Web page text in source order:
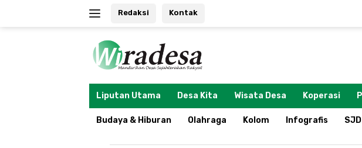
Redaksi Kontak
Liputan Utama Desa Kita Wisata Desa Koperasi
Budaya & Hiburan Olahraga Kolom Infografis SJD